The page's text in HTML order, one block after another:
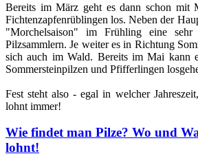
Bereits im März geht es dann schon mit
Fichtenzapfenrüblingen los. Neben der
"Morchelsaison" im Frühling eine
Pilzsammlern. Je weiter es in Richtung
sich auch im Wald. Bereits im Mai kann
Sommersteinpilzen und Pfifferlingen
Fest steht also - egal in welcher
lohnt immer!
Wie findet man Pilze? Wo und
lohnt!